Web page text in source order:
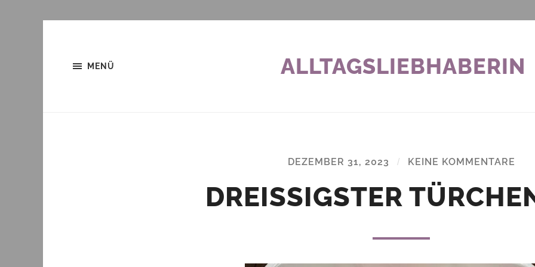
MENÜ ALLTAGSLIEBHABERIN
DEZEMBER 31, 2023 / KEINE KOMMENTARE
DREISSIGSTER